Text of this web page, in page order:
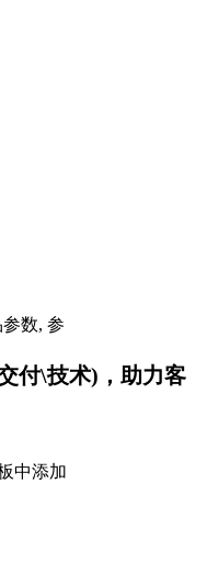
数, 参
付\技术)，助力客
中添加